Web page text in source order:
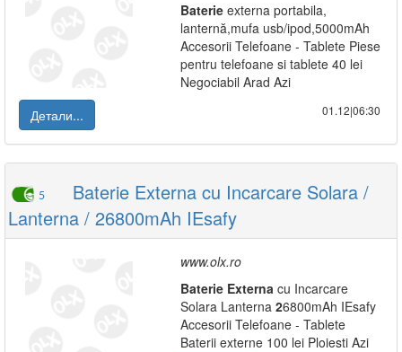
Baterie externa portabila,
lanternă,mufa usb/ipod,5000mAh
Accesorii Telefoane - Tablete Piese
pentru telefoane si tablete 40 lei
Negociabil Arad Azi
Детали...
01.12|06:30
5
Baterie Externa cu Incarcare Solara /
Lanterna / 26800mAh IEsafy
www.olx.ro
Baterie Externa cu Incarcare
Solara Lanterna 26800mAh IEsafy
Accesorii Telefoane - Tablete
Baterii externe 100 lei Ploiesti Azi